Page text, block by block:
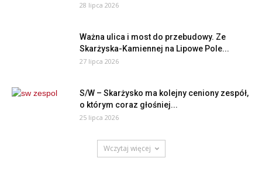
28 lipca 2026
Ważna ulica i most do przebudowy. Ze
Skarżyska-Kamiennej na Lipowe Pole...
27 lipca 2026
S/W – Skarżysko ma kolejny ceniony zespół,
o którym coraz głośniej...
25 lipca 2026
Wczytaj więcej